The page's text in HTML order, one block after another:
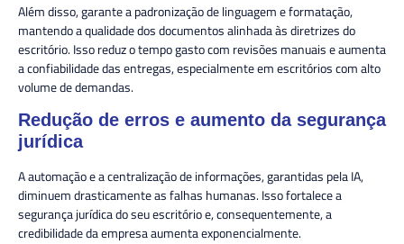
Além disso, garante a padronização de linguagem e formatação,
mantendo a qualidade dos documentos alinhada às diretrizes do
escritório. Isso reduz o tempo gasto com revisões manuais e aumenta
a confiabilidade das entregas, especialmente em escritórios com alto
volume de demandas.
Redução de erros e aumento da segurança
jurídica
A automação e a centralização de informações, garantidas pela IA,
diminuem drasticamente as falhas humanas. Isso fortalece a
segurança jurídica do seu escritório e, consequentemente, a
credibilidade da empresa aumenta exponencialmente.